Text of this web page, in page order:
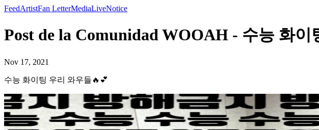
FeedArtistFan LetterMediaLiveNotice
Post de la Comunidad WOOAH - 수능 화
Nov 17, 2021
수능 화이팅 우리 와우들🔥💕